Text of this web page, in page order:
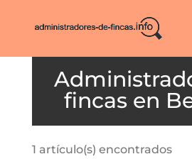
1 artículo(s) encontrados